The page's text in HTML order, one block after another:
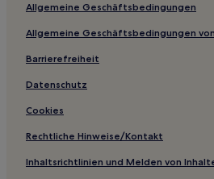
Hotels mit Pool in Maasbree
Familien in Venlo
Günstige in Roggel
Günstige in Schinveld
Allgemeine Geschäftsbedingungen
Allgemeine Geschäftsbedingungen
Barrierefreiheit
Datenschutz
Cookies
Rechtliche Hinweise/Kontakt
Inhaltsrichtlinien und Melden von